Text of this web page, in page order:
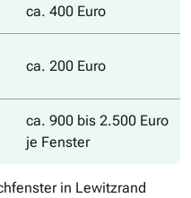
ca. 400 Euro
ca. 200 Euro
ca. 900 bis 2.500 Euro
je Fenster
in Lewitzrand